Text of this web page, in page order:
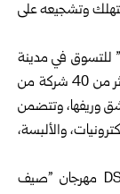
وتشجيعه على
للتسوق في مدينة
الجلاء الرياضية بدمشق، بعد أن حظي بمشاركة أكثر من 40 شركة من
وريفها، وتتضمن
والألبسة،